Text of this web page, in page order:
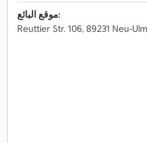
موقع البائع: